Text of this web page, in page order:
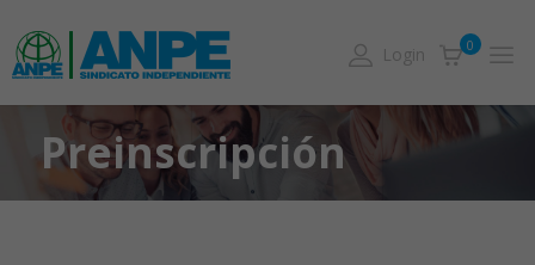
0
Login
Preinscripción